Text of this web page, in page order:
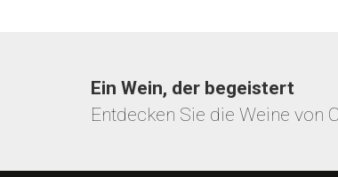
Ein Wein, der begeistert
Entdecken Sie die Weine von